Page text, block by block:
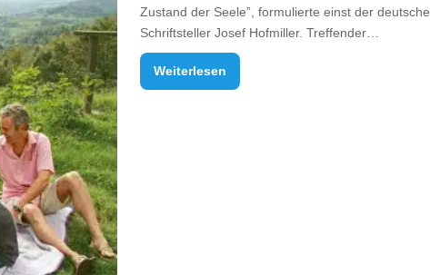
Zustand der Seele”, formulierte einst der deutsche
Schriftsteller Josef Hofmiller. Treffender…
Weiterlesen